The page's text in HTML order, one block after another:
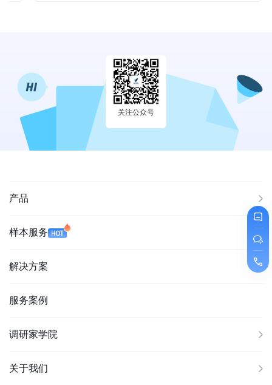
关注公众号
产品
样本服务
解决方案
服务案例
调研家学院
关于我们